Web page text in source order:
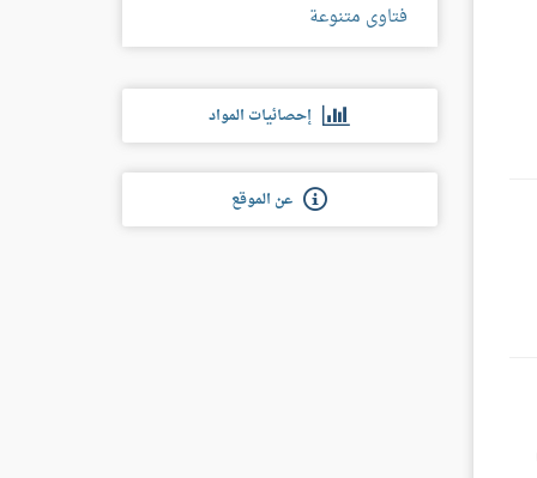
فتاوى متنوعة
إحصائيات المواد
عن الموقع